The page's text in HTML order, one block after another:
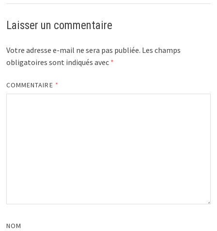
Laisser un commentaire
Votre adresse e-mail ne sera pas publiée. Les champs
obligatoires sont indiqués avec *
COMMENTAIRE *
NOM